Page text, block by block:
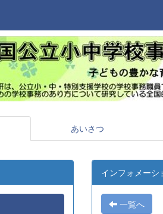
あいさつ
インフォメーシ
一覧へ